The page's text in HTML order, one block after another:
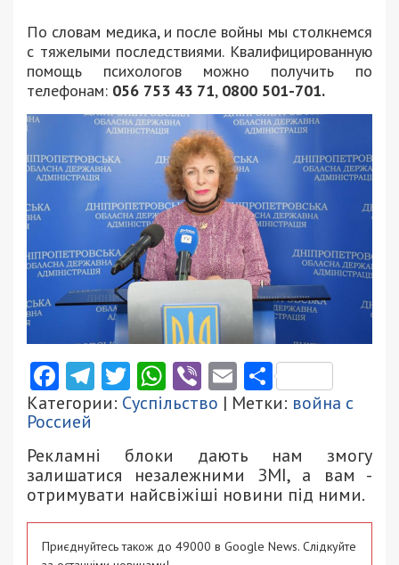
По словам медика, и после войны мы столкнемся
с тяжелыми последствиями. Квалифицированную
помощь психологов можно получить по
телефонам: 056 753 43 71, 0800 501-701.
Facebook
Telegram
Twitter
WhatsApp
ViberEmail
Категории: Суспільство | Метки: война с
Россией
Рекламні блоки дають нам змогу
залишатися незалежними ЗМІ, а вам -
отримувати найсвіжіші новини під ними.
Приєднуйтесь також до 49000 в Google News. Слідкуйте